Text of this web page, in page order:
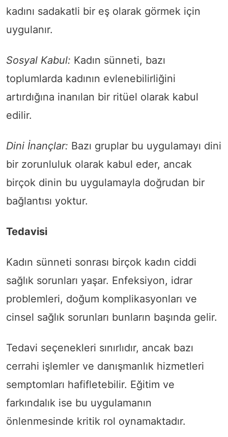
kadını sadakatli bir eş olarak görmek için
uygulanır.
Sosyal Kabul: Kadın sünneti, bazı
toplumlarda kadının evlenebilirliğini
artırdığına inanılan bir ritüel olarak kabul
edilir.
Dini İnançlar: Bazı gruplar bu uygulamayı dini
bir zorunluluk olarak kabul eder, ancak
birçok dinin bu uygulamayla doğrudan bir
bağlantısı yoktur.
Tedavisi
Kadın sünneti sonrası birçok kadın ciddi
sağlık sorunları yaşar. Enfeksiyon, idrar
problemleri, doğum komplikasyonları ve
cinsel sağlık sorunları bunların başında gelir.
Tedavi seçenekleri sınırlıdır, ancak bazı
cerrahi işlemler ve danışmanlık hizmetleri
semptomları hafifletebilir. Eğitim ve
farkındalık ise bu uygulamanın
önlenmesinde kritik rol oynamaktadır.